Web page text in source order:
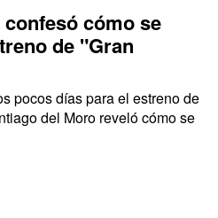
cómo se
de "Gran
pocos días para el estreno de
del Moro reveló cómo se